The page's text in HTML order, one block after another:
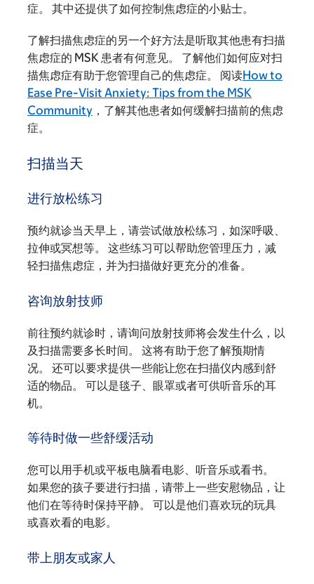
症。 其中还提供了如何控制焦虑症的小贴士。
了解扫描焦虑症的另一个好方法是听取其他患有扫描
焦虑症的 MSK 患者有何意见。 了解他们如何应对扫
描焦虑症有助于您管理自己的焦虑症。 阅读How to
Ease Pre-Visit Anxiety: Tips from the MSK
Community ，了解其他患者如何缓解扫描前的焦虑
症。
扫描当天
进行放松练习
预约就诊当天早上，请尝试做放松练习，如深呼吸、
拉伸或冥想等。 这些练习可以帮助您管理压力，减
轻扫描焦虑症，并为扫描做好更充分的准备。
咨询放射技师
前往预约就诊时，请询问放射技师将会发生什么，以
及扫描需要多长时间。 这将有助于您了解预期情
况。 还可以要求提供一些能让您在扫描仪内感到舒
适的物品。 可以是毯子、眼罩或者可供听音乐的耳
机。
等待时做一些舒缓活动
您可以用手机或平板电脑看电影、听音乐或看书。
如果您的孩子要进行扫描，请带上一些安慰物品，让
他们在等待时保持平静。 可以是他们喜欢玩的玩具
或喜欢看的电影。
带上朋友或家人